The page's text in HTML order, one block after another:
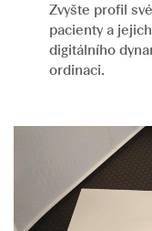
Zvyšte profil
pacienty a
digitálního
ordinaci.